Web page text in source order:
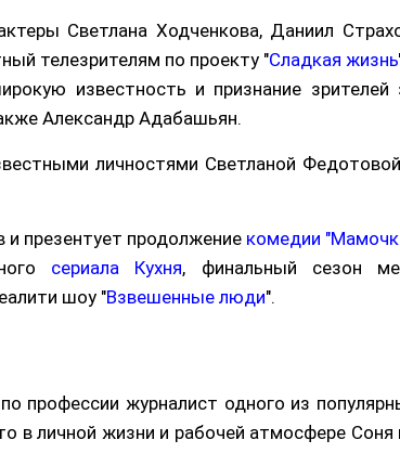
Светлана Ходченкова, Даниил
телезрителям по проекту "Сладкая жизнь
известность и признание зрителей
Александр Адабашьян.
личностями Светланой
и презентует продолжение комедии
сериала Кухня, финальный сезон
шоу "Взвешенные люди".
профессии журналист одного из
в личной жизни и рабочей атмосфере Соня